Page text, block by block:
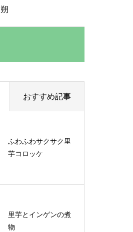
おすすめ記事
ふわふわサクサク里
芋コロッケ
里芋とインゲンの煮
物
ふわふわサクサク里
芋コロッケ